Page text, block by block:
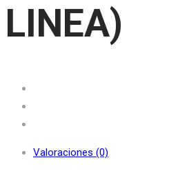
LINEA)
Valoraciones (0)